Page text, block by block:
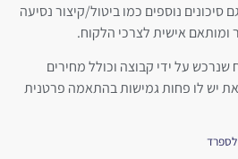
סיכונים נוספים כמו ביטול/קיצור נסיעה
ומותאם אישית לצרכי הלקוח.
שנרכש על ידי קבוצה וכולל מחירים
יש לו פחות גמישות בהתאמה פרטנית
לספרד